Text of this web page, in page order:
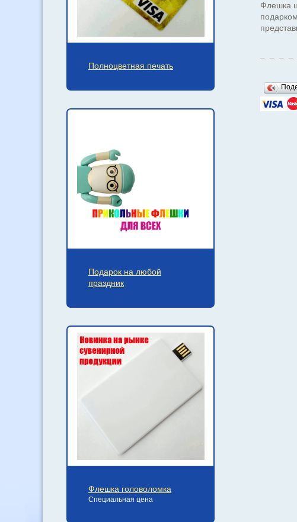
Флешка
Полноцветная печать
Подарок на любой
праздник
Флешка головоломка
Специальная цена